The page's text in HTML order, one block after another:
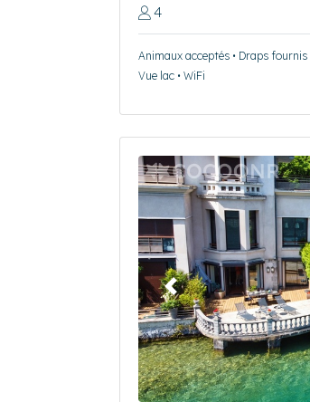
4
Animaux acceptés • Draps fournis
Vue lac • WiFi
Précédent